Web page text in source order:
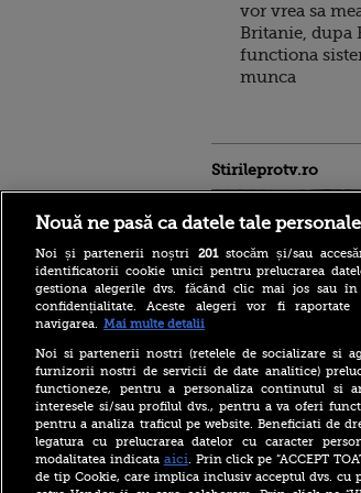
vor vrea sa
Britanie, dupa
functiona
munca
Stirileprotv.ro
rămas blocați în
Văii Albe. Nu se poate
interveni cu
Zelenski: Ucraina are
acord cu SUA pentru
furnizarea lunară de
Patriot, dar acestea nu
suficiente
Nouă ne pasă ca datele tale
Noi și partenerii noștri 201stocăm și/sau
identificatorii cookie unici pentru prelucrarea
gestiona alegerile dvs. făcând clic mai jos sau
confidențialitate. Aceste alegeri vor fi
navigarea. Mai multe detalii
Noi si partenerii nostri (retelele de socializare si
furnizorii nostri de servicii de date analitice)
functioneze, pentru a personaliza continutul si
interesele si/sau profilul dvs., pentru a va oferi
pentru a analiza traficul pe website. Beneficiati de
legatura cu prelucrarea datelor cu caracter
modalitatea indicata aici. Prin click pe “ACCEPT
de tip Cookie, care implica inclusiv acceptul dvs. cu